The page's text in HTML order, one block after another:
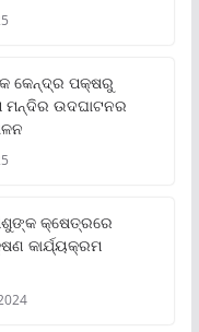
କେନ୍ଦ୍ର ପକ୍ଷରୁ
ମନ୍ଦିର ଉଦଘାଟନର
କ୍ଷେତ୍ରରେ
କାର୍ଯ୍ୟକ୍ରମ